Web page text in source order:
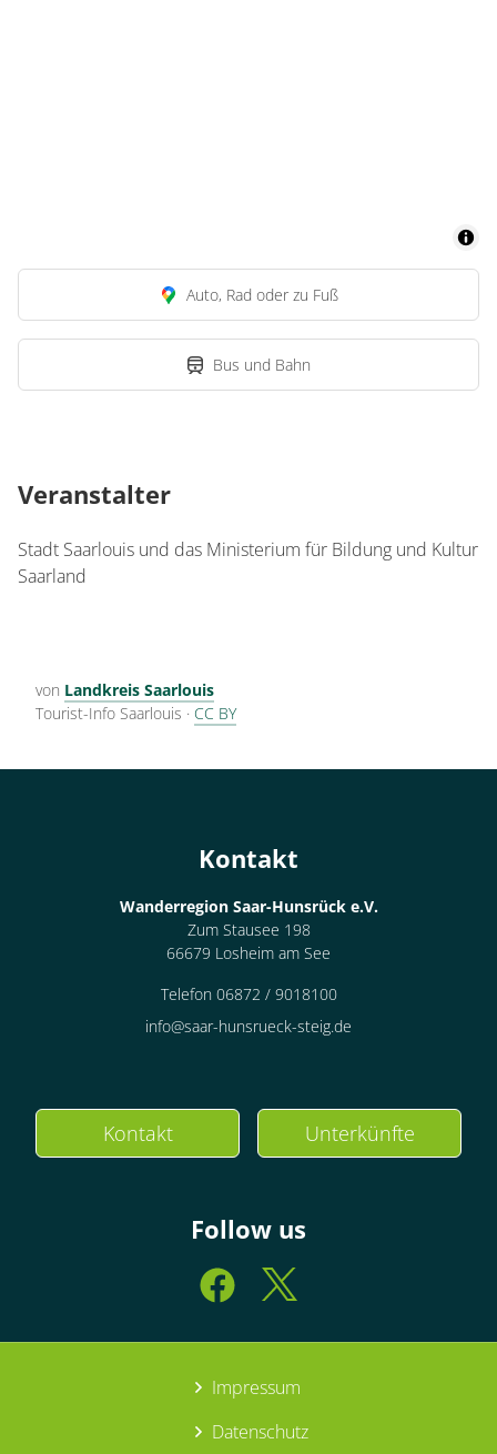
Auto, Rad oder zu Fuß
Bus und Bahn
Veranstalter
Stadt Saarlouis und das Ministerium für Bildung und Kultur
Saarland
von Landkreis Saarlouis
Tourist-Info Saarlouis · CC BY
Kontakt
Wanderregion Saar-Hunsrück e.V.
Zum Stausee 198
66679 Losheim am See
Telefon 06872 / 9018100
info@saar-hunsrueck-steig.de
Kontakt Unterkünfte
Follow us
Impressum
Datenschutz